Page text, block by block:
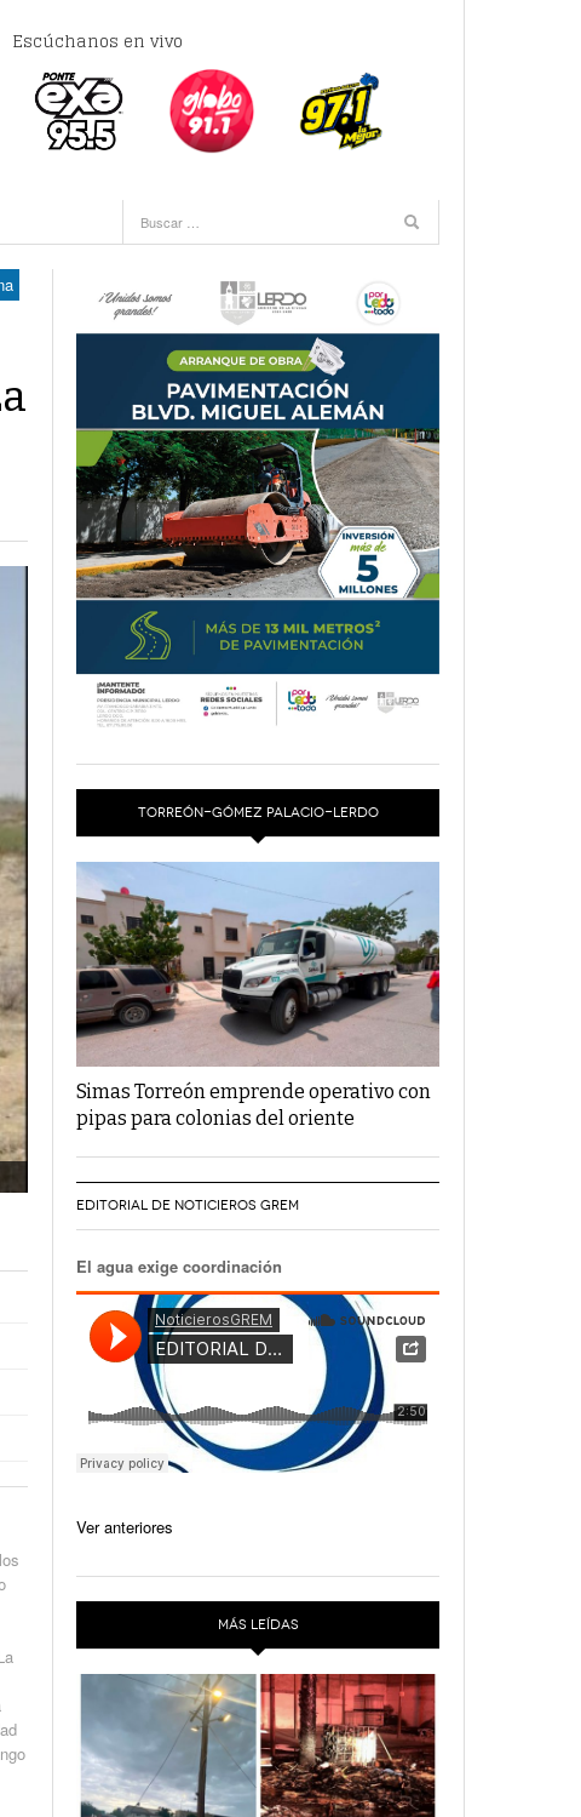
Escúchanos en vivo
TORREÓN-GÓMEZ PALACIO-LERDO
Simas Torreón emprende operativo con
pipas para colonias del oriente
EDITORIAL DE NOTICIEROS GREM
El agua exige coordinación
Ver anteriores
MÁS LEÍDAS